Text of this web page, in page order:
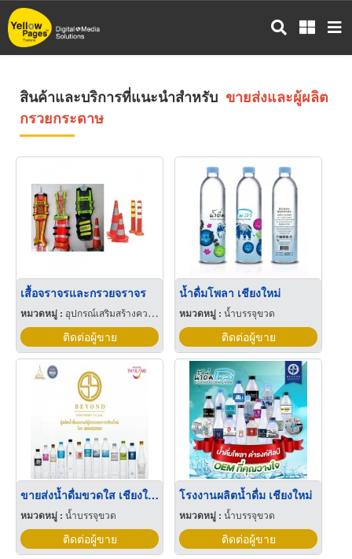
ข้าม
ไป
สินค้าและบริการที่แนะนำสำหรับ ขายส่งและผู้ผลิต
กรวยกระดาษ
เสื้อจราจรและกรวยจราจร
หมวดหมู่ : อุปกรณ์เสริมสร้างความปลอดภัย
ติดต่อผู้ขาย
น้ำดื่มโพลา เชียงใหม่
หมวดหมู่ :น้ำบรรจุขวด
ติดต่อผู้ขาย
ขายส่งน้ำดื่มขวดใส เชียงใหม่
หมวดหมู่ : น้ำบรรจุขวด
ติดต่อผู้ขาย
โรงงานผลิตน้ำดื่ม เชียงใหม่
หมวดหมู่ :น้ำบรรจุขวด
ติดต่อผู้ขาย